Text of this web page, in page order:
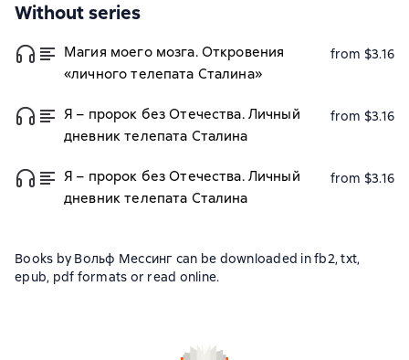
Without series
Магия моего мозга. Откровения
«личного телепата Сталина»
from $3.16
Я – пророк без Отечества. Личный
дневник телепата Сталина
from $3.16
Я – пророк без Отечества. Личный
дневник телепата Сталина
from $3.16
Books by Вольф Мессинг can be downloaded in fb2, txt,
epub, pdf formats or read online.